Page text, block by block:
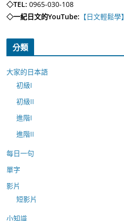
◇TEL: 0965-030-108
◇一紀日文的YouTube: 【日文輕鬆學】
分類
大家的日本語
初級I
初級II
進階I
進階II
每日一句
單字
影片
短影片
小知識